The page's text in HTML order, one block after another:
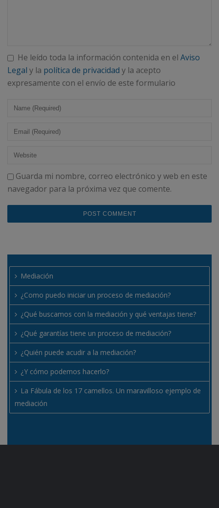
He leído toda la información contenida en el Aviso
Legal y la política de privacidad y la acepto
expresamente con el envío de este formulario
Guarda mi nombre, correo electrónico y web en este
navegador para la próxima vez que comente.
Mediación
¿Como puedo iniciar un proceso de mediación?
¿Qué buscamos con la mediación y qué ventajas tiene?
¿Qué garantías tiene un proceso de mediación?
¿Quién puede acudir a la mediación?
¿Y cómo podemos hacerlo?
La Fábula de los 17 camellos. Un maravilloso ejemplo de
mediación